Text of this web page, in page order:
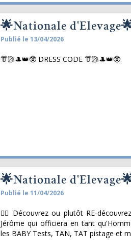
🌟Nationale
Publié le 13/04/2026
👘🥻🎩👑🥸 DRESS CODE 👘🥻🎩👑🥸
🌟Nationale
Publié le 11/04/2026
👨‍⚖ Découvrez ou plutôt RE-
Jérôme qui officiera en tant
les BABY Tests, TAN, TAT pistage et